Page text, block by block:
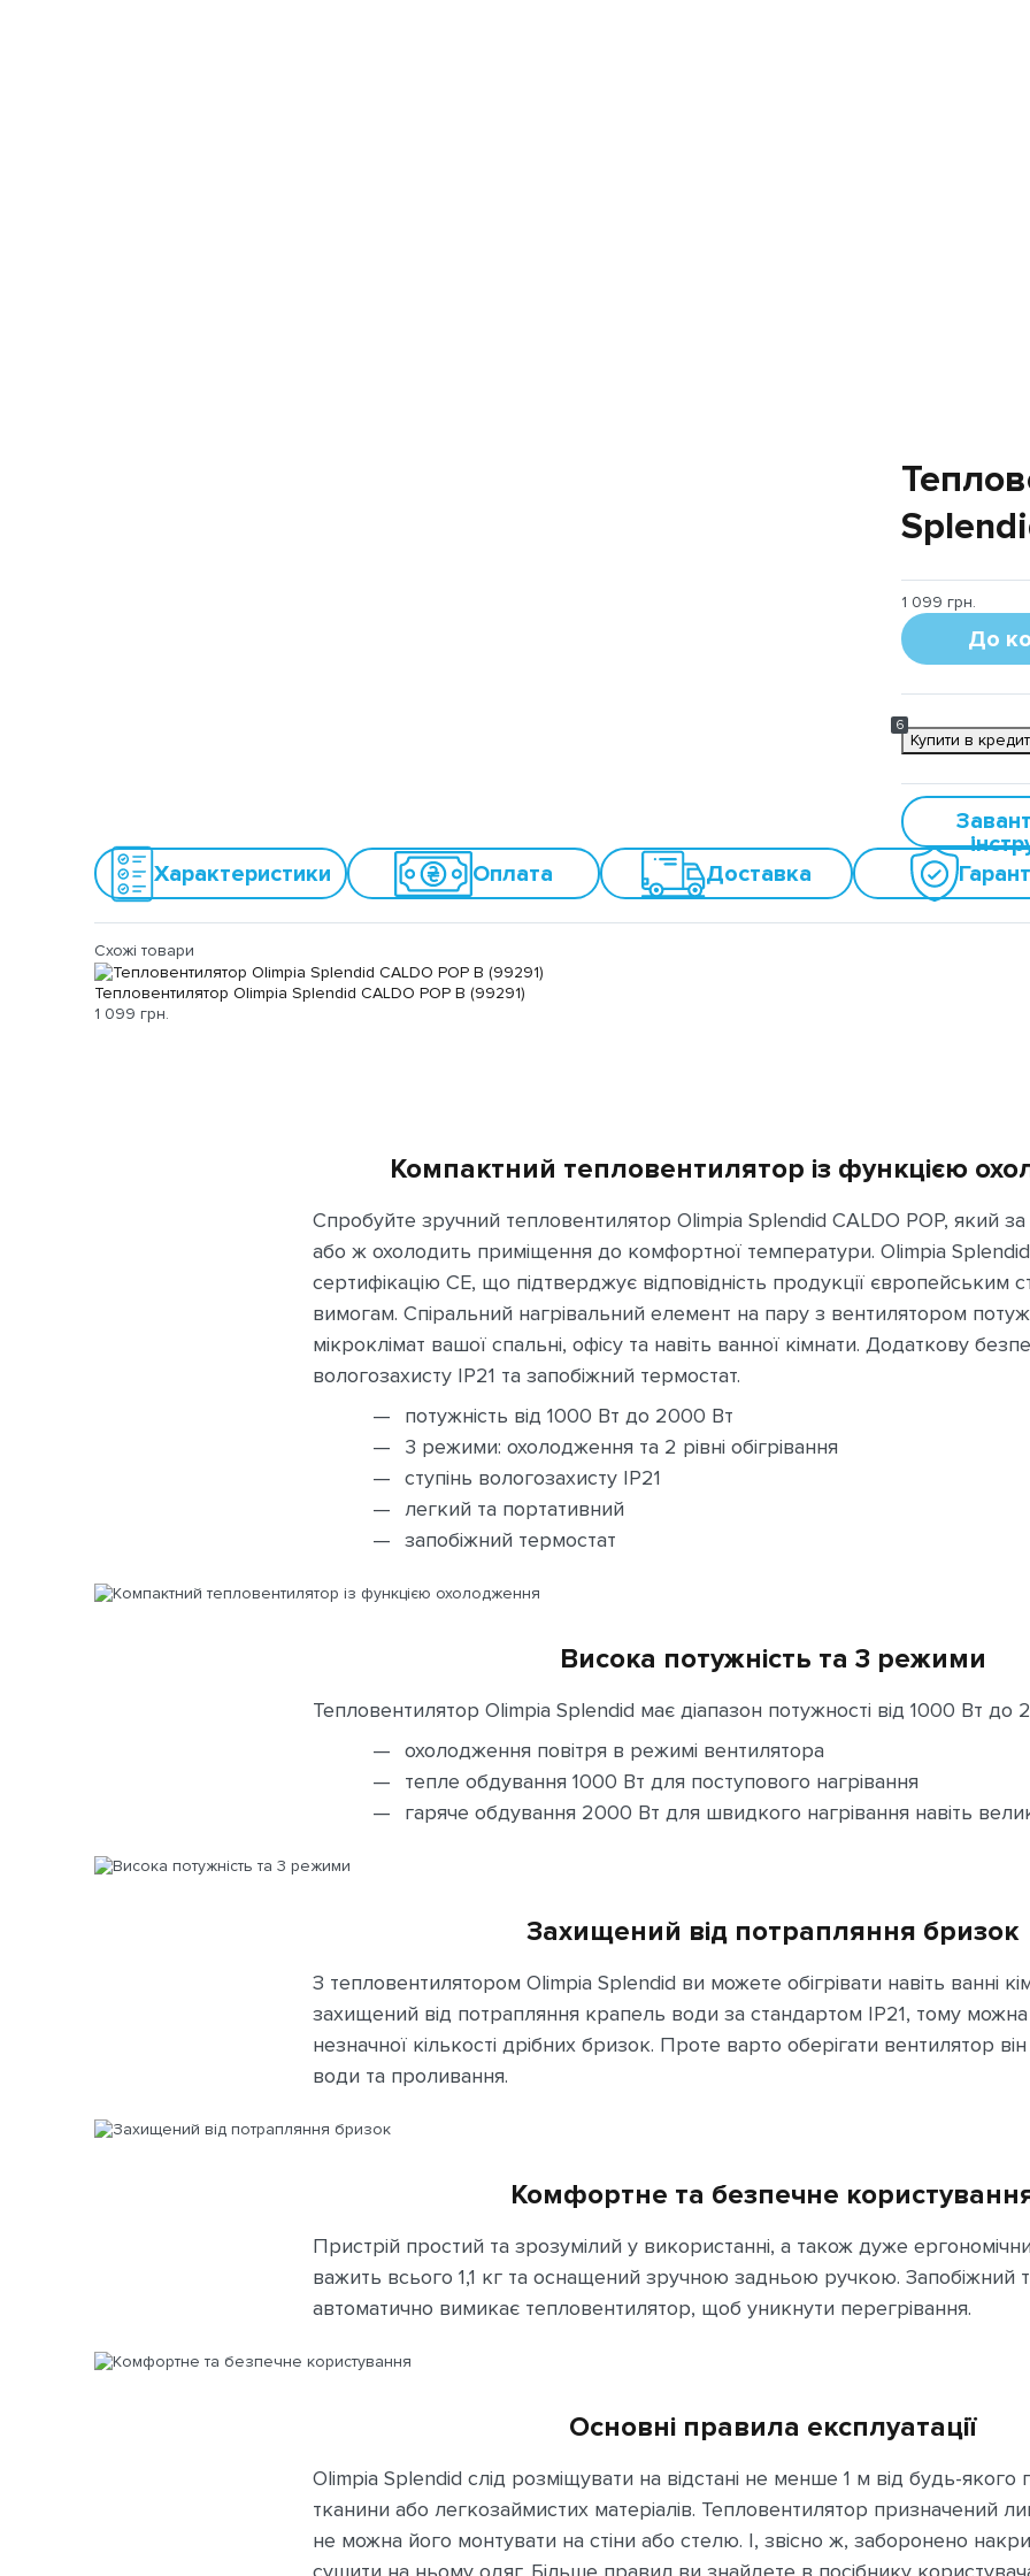
1 099 грн.
До
6
Купити в
Характеристики
Оплата Доставка
Схожі товари
Тепловентилятор Olimpia Splendid CALDO POP B (99291)
1 099 грн.
Компактний тепловентилятор із функцією
Спробуйте зручний тепловентилятор Olimpia Splendid CALDO POP, який за
або ж охолодить приміщення до комфортної температури. Olimpia
сертифікацію CE, що підтверджує відповідність продукції європейським
вимогам. Спіральний нагрівальний елемент на пару з вентилятором
мікроклімат вашої спальні, офісу та навіть ванної кімнати. Додаткову
вологозахисту IP21 та запобіжний термостат.
потужність від 1000 Вт до 2000 Вт
3 режими: охолодження та 2 рівні обігрівання
ступінь вологозахисту IP21
легкий та портативний
запобіжний термостат
Висока потужність та 3 режими
Тепловентилятор Olimpia Splendid має діапазон потужності від 1000 Вт
охолодження повітря в режимі вентилятора
тепле обдування 1000 Вт для поступового нагрівання
гаряче обдування 2000 Вт для швидкого нагрівання навіть
Захищений від потрапляння бризок
З тепловентилятором Olimpia Splendid ви можете обігрівати навіть ванні
захищений від потрапляння крапель води за стандартом IP21, тому
незначної кількості дрібних бризок. Проте варто оберігати вентилятор
води та проливання.
Комфортне та безпечне
Пристрій простий та зрозумілий у використанні, а також дуже
важить всього 1,1 кг та оснащений зручною задньою ручкою. Запобіжний
автоматично вимикає тепловентилятор, щоб уникнути перегрівання.
Основні правила експлуатації
Olimpia Splendid слід розміщувати на відстані не менше 1 м від будь-якого
тканини або легкозаймистих матеріалів. Тепловентилятор призначений
не можна його монтувати на стіни або стелю. І, звісно ж, заборонено